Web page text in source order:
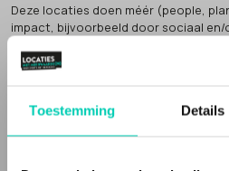
Toestemming Details
Deze locaties doen méér (people,
impact, bijvoorbeeld door sociaal
samenleving.